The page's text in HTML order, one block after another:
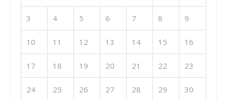
3 4 5 6 7 8 9
10 11 12 13 14 15 16
17 18 19 20 21 22 23
24 25 26 27 28 29 30